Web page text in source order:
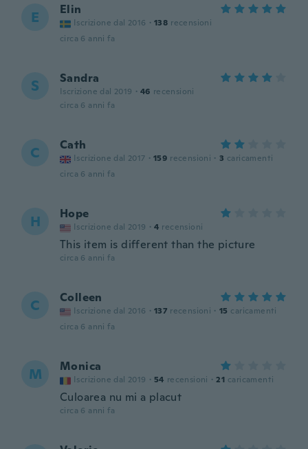
E Elin
Iscrizione dal 2016 · 138 recensioni
circa 6 anni fa
S Sandra
Iscrizione dal 2019 · 46 recensioni
circa 6 anni fa
C Cath
Iscrizione dal 2017 · 159 recensioni · 3 caricamenti
circa 6 anni fa
H Hope
Iscrizione dal 2019 · 4 recensioni
This item is different than the picture
circa 6 anni fa
C Colleen
Iscrizione dal 2016 · 137 recensioni · 15 caricamenti
circa 6 anni fa
M Monica
Iscrizione dal 2019 · 54 recensioni · 21 caricamenti
Culoarea nu mi a placut
circa 6 anni fa